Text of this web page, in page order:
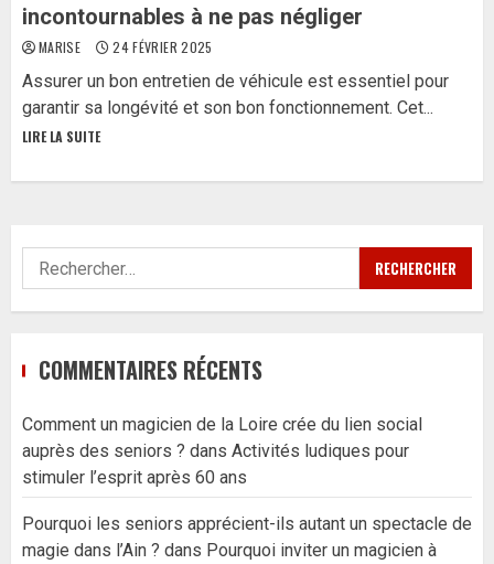
incontournables à ne pas négliger
MARISE 24 FÉVRIER 2025
Assurer un bon entretien de véhicule est essentiel pour
garantir sa longévité et son bon fonctionnement. Cet...
LIRE LA SUITE
Rechercher :
COMMENTAIRES RÉCENTS
Comment un magicien de la Loire crée du lien social
auprès des seniors ? dans Activités ludiques pour
stimuler l’esprit après 60 ans
Pourquoi les seniors apprécient-ils autant un spectacle de
magie dans l’Ain ? dans Pourquoi inviter un magicien à